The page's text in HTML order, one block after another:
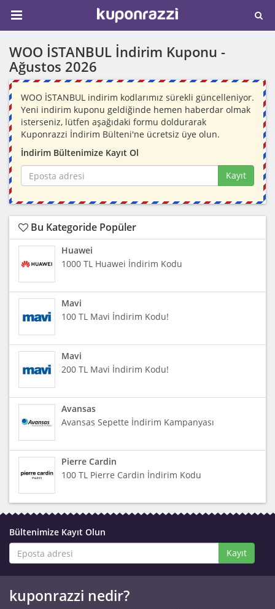
WOO İSTANBUL İndirim Kuponu -
Ağustos 2026
WOO İSTANBUL indirim kodlarımız sürekli güncelleniyor.
Yeni indirim kuponu geldiğinde hemen haberdar olmak
isterseniz, lütfen aşağıdaki formu doldurarak
Kuponrazzi İndirim Bülteni'ne ücretsiz üye olun.
İndirim Bültenimize Kayıt Ol
Kayıt
Bu Kategoride Popüler
Huawei
1000 TL Huawei İndirim Kodu
Mavi
100 TL Mavi İndirim Kodu!
Mavi
200 TL Mavi İndirim Kodu!
Avansas
Avansas Sepette İndirim Kampanyası
Pierre Cardin
100 TL Pierre Cardin İndirim Kodu
Bültenimize Kayıt Olun
Kayıt
kuponrazzi nedir?